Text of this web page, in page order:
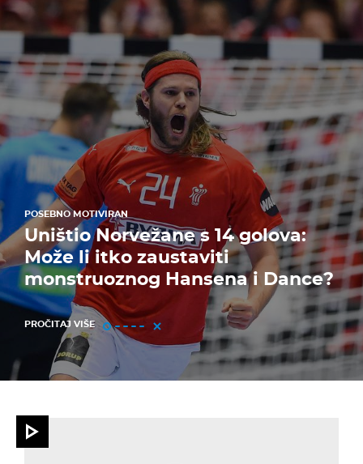
POSEBNO MOTIVIRAN
Uništio Norvežane s 14 golova:
Može li itko zaustaviti
monstruoznog Hansena i Dance?
PROČITAJ VIŠE